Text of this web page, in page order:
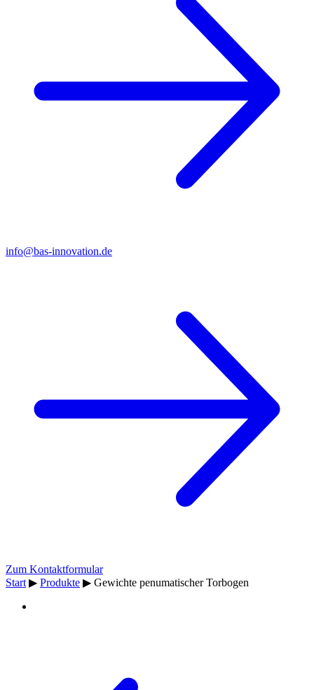
info@bas-innovation.de
Zum Kontaktformular
Start ▶ Produkte ▶ Gewichte penumatischer Torbogen